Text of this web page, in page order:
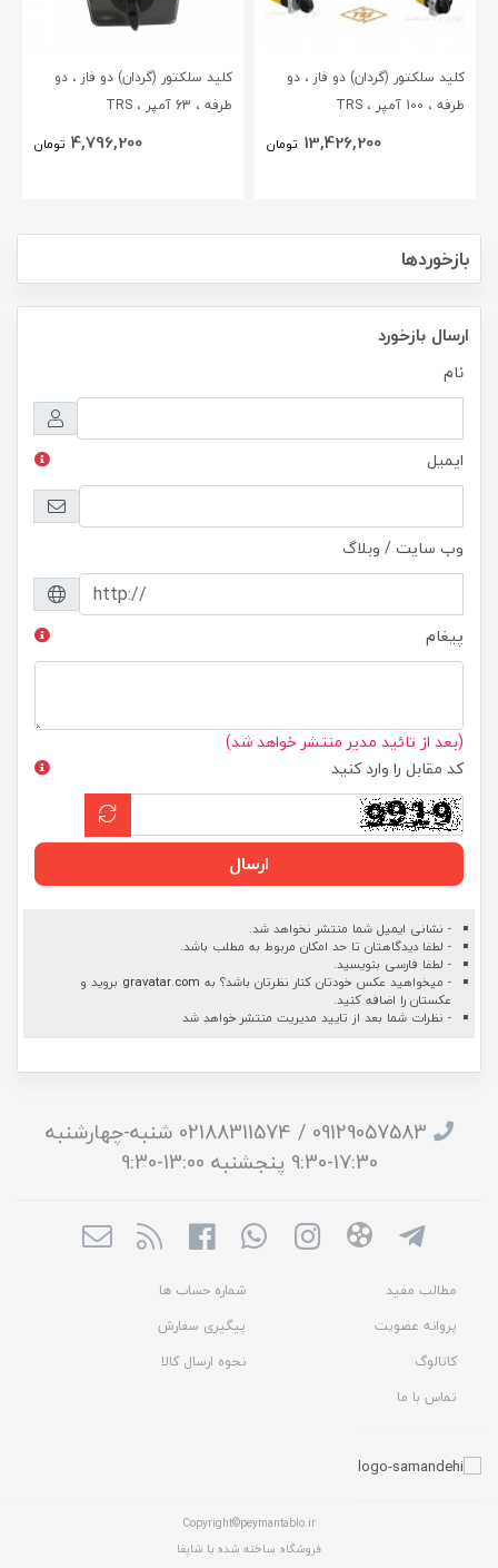
کلید سلکتور (گردان) دو فاز ، دو
طرفه ، 100 آمپر ، TRS
13,426,200 تومان
کلید سلکتور (گردان) دو فاز ، دو
طرفه ، 63 آمپر ، TRS
4,796,200 تومان
بازخوردها
ارسال بازخورد
نام
ایمیل
وب سایت / وبلاگ
پیغام
(بعد از تائید مدیر منتشر خواهد شد)
کد مقابل را وارد کنید
ارسال
- نشانی ایمیل شما منتشر نخواهد شد.
- لطفا دیدگاهتان تا حد امکان مربوط به مطلب باشد.
- لطفا فارسی بنویسید.
- میخواهید عکس خودتان کنار نظرتان باشد؟ به gravatar.com بروید و
عکستان را اضافه کنید.
- نظرات شما بعد از تایید مدیریت منتشر خواهد شد
09129057583 / 02188311574 شنبه-چهارشنبه
17:30-9:30 پنجشنبه 13:00-9:30
مطالب مفید
شماره حساب ها
پروانه عضویت
پیگیری سفارش
کاتالوگ
نحوه ارسال کالا
تماس با ما
Copyright©peymantablo.ir
فروشگاه ساخته شده با شاپفا